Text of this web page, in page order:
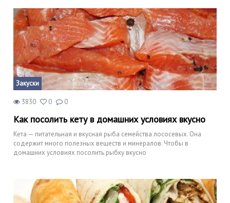
Закуски
3830 0 0
Как посолить кету в домашних условиях вкусно
Кета — питательная и вкусная рыба семейства лососевых. Она
содержит много полезных веществ и минералов. Чтобы в
домашних условиях посолить рыбку вкусно